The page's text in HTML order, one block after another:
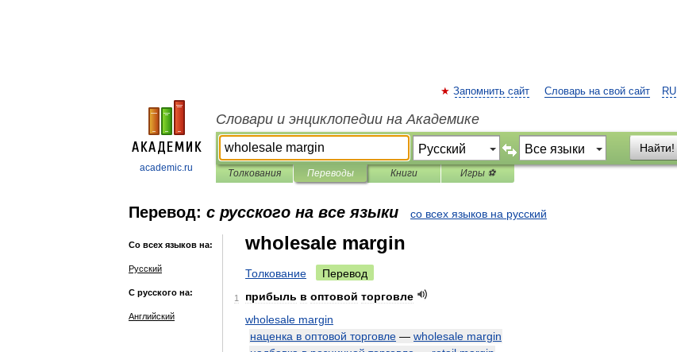
academic.ru
RU
Запомнить сайт Словарь на свой сайт
Словари и энциклопедии на Академике
Найти!
Толкования Переводы Книги Игры ⚽
Перевод: с русского на все языки со всех языков на русский
Со всех языков на:
Русский
С русского на:
Английский
wholesale margin
Толкование Перевод
1 прибыль в оптовой торговле
wholesale margin
наценка в оптовой торговле — wholesale margin